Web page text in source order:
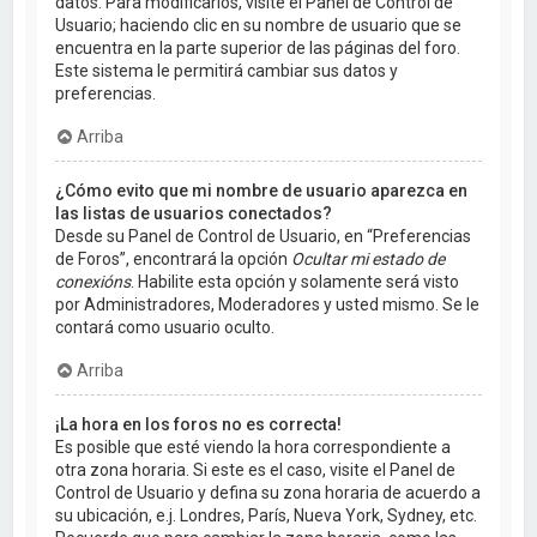
Usuario; haciendo clic en su nombre de usuario que se
encuentra en la parte superior de las páginas del foro.
Este sistema le permitirá cambiar sus datos y
preferencias.
Arriba
¿Cómo evito que mi nombre de usuario aparezca en
las listas de usuarios conectados?
Desde su Panel de Control de Usuario, en “Preferencias
de Foros”, encontrará la opción Ocultar mi estado de
conexións. Habilite esta opción y solamente será visto
por Administradores, Moderadores y usted mismo. Se le
contará como usuario oculto.
Arriba
¡La hora en los foros no es correcta!
Es posible que esté viendo la hora correspondiente a
otra zona horaria. Si este es el caso, visite el Panel de
Control de Usuario y defina su zona horaria de acuerdo a
su ubicación, e.j. Londres, París, Nueva York, Sydney, etc.